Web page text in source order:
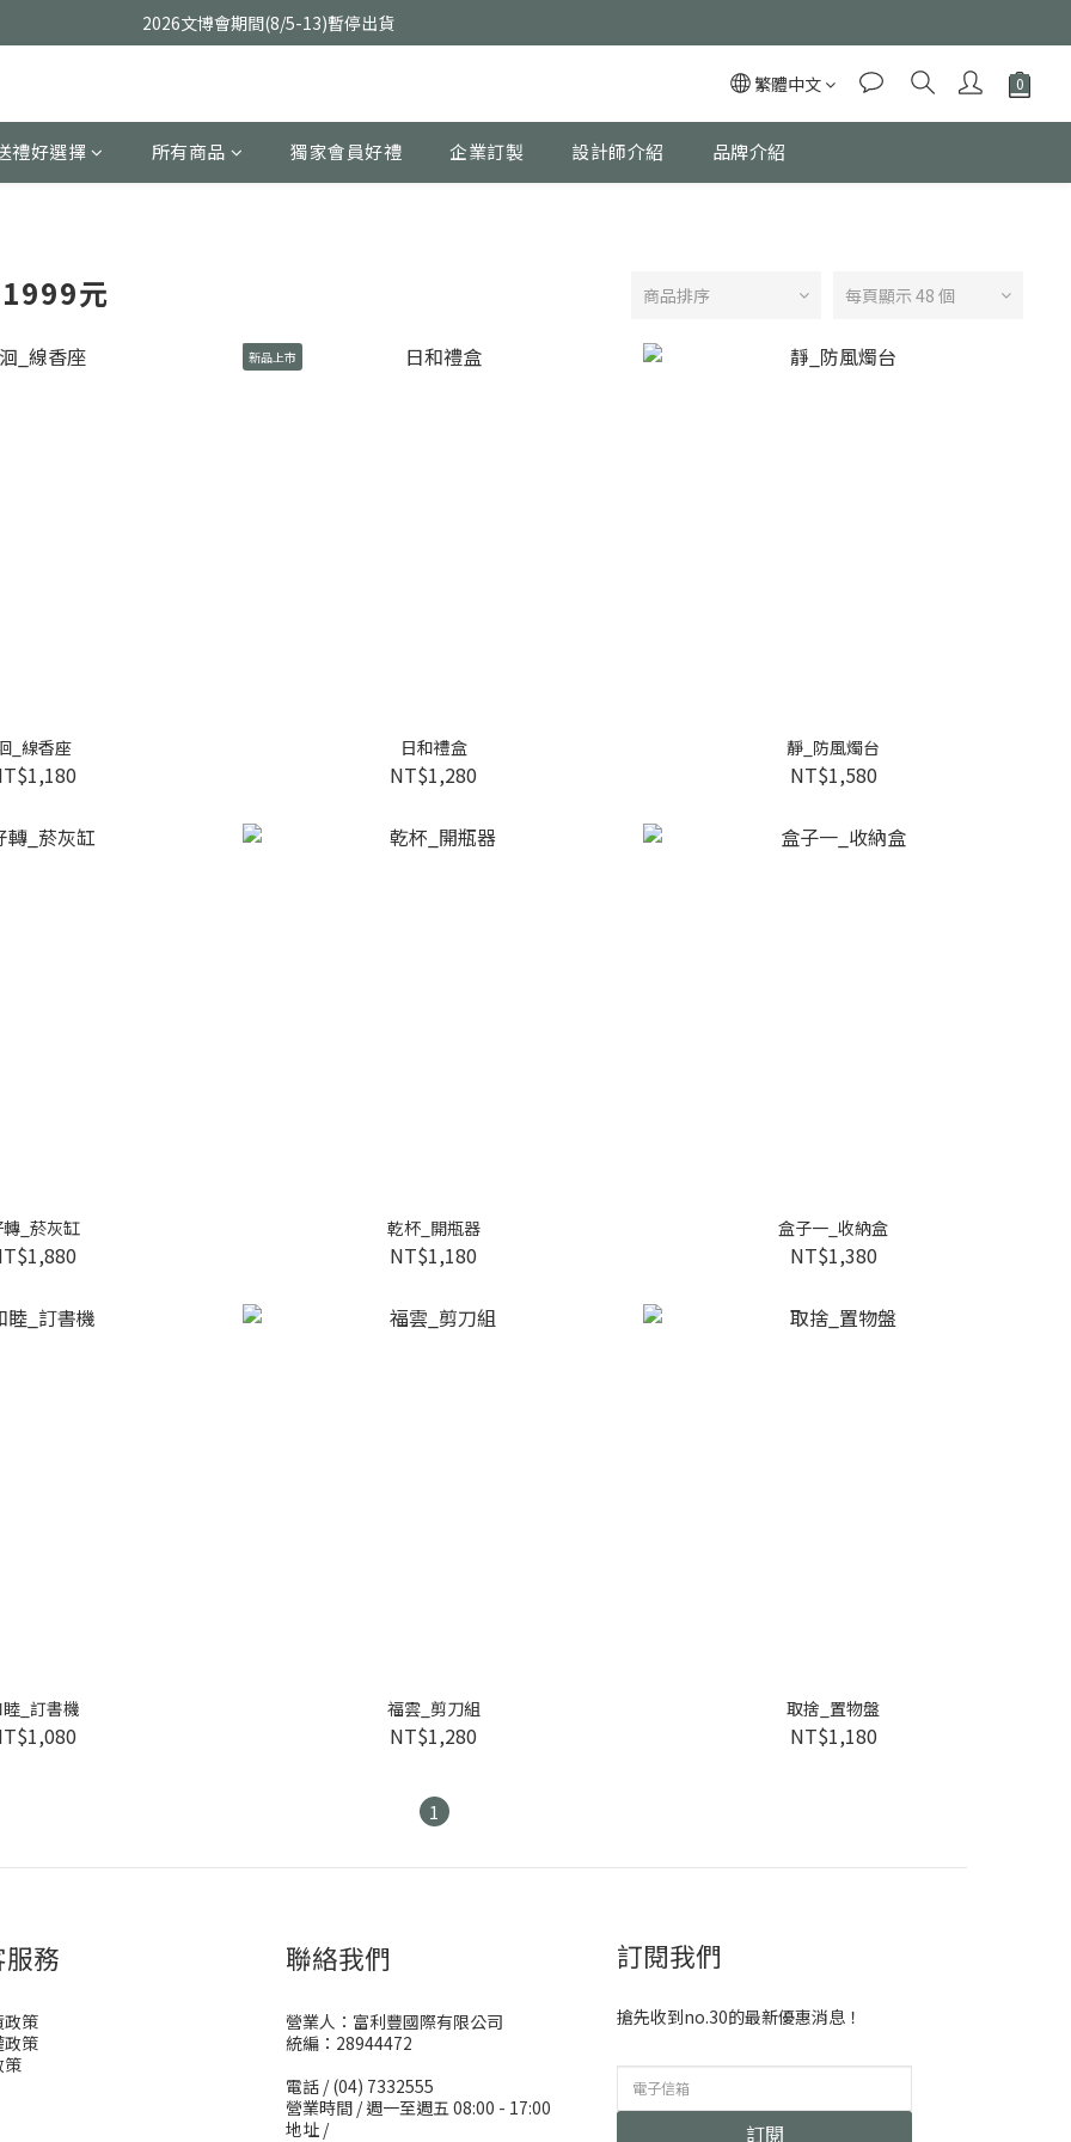
2026文博會期間(8/5-13)暫停出貨
繁體中文
禮好選擇 所有商品 獨家會員好禮 企業訂製 設計師介紹 品牌介紹
元 商品排序 每頁顯示 48 個
_線香座
新品上市
日和禮盒
NT$1,280
靜_防風燭台
NT$1,580
_菸灰缸 乾杯_開瓶器
NT$1,180
盒子一_收納盒
NT$1,380
_訂書機 福雲_剪刀組
NT$1,280
取捨_置物盤
NT$1,180
1
務
政策
政策
策
聯絡我們
營業人：富利豐國際有限公司
統編：28944472
電話 / (04) 7332555
營業時間 / 週一至週五 08:00 - 17:00
地址 /
訂閱我們
搶先收到no.30的最新優惠消息！
訂閱